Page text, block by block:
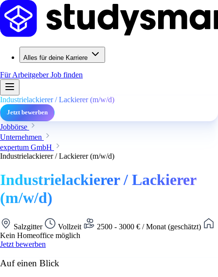
Alles für deine Karriere
Für ArbeitgeberJob finden
Industrielackierer / Lackierer (m/w/d)
Jetzt bewerben
Jobbörse
Unternehmen
expertum GmbH
Industrielackierer / Lackierer (m/w/d)
Industrielackierer / Lackierer
(m/w/d)
Salzgitter Vollzeit
2500 - 3000 € / Monat (geschätzt)
Kein Homeoffice möglich
Jetzt bewerben
Auf einen Blick